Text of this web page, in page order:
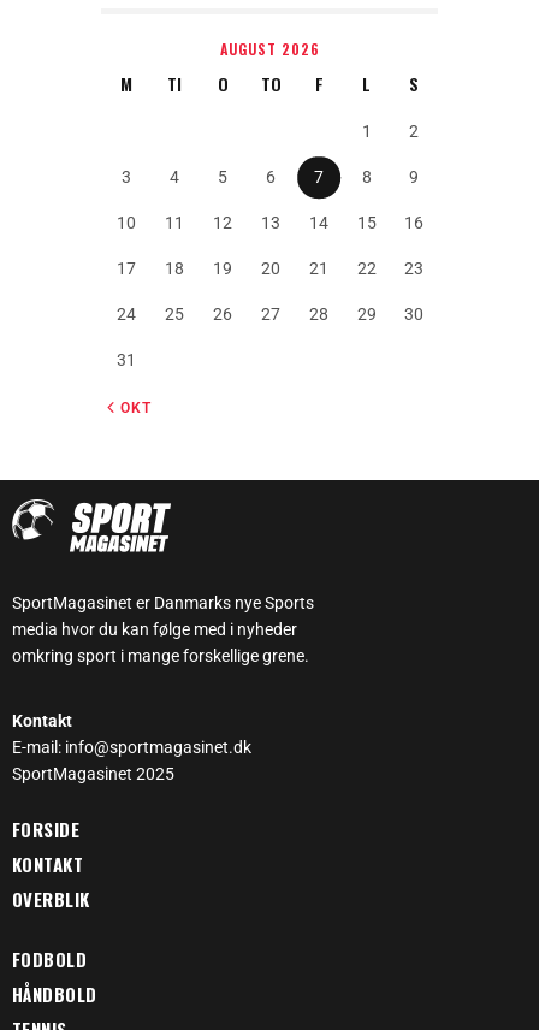
AUGUST 2026
M TI O TO F L S
1 2
3 4 5 6 7 8 9
10 11 12 13 14 15 16
17 18 19 20 21 22 23
24 25 26 27 28 29 30
31
« OKT
SportMagasinet er Danmarks nye Sports
media hvor du kan følge med i nyheder
omkring sport i mange forskellige grene.
Kontakt
E-mail: info@sportmagasinet.dk
SportMagasinet 2025
FORSIDE
KONTAKT
OVERBLIK
FODBOLD
HÅNDBOLD